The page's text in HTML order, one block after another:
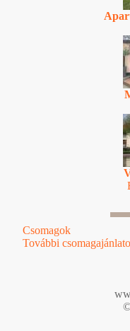
Csomagok
További